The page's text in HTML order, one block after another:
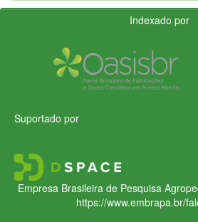
Indexado por
Suportado por
Empresa Brasileira de Pesquisa
https://www.embrapa.br/